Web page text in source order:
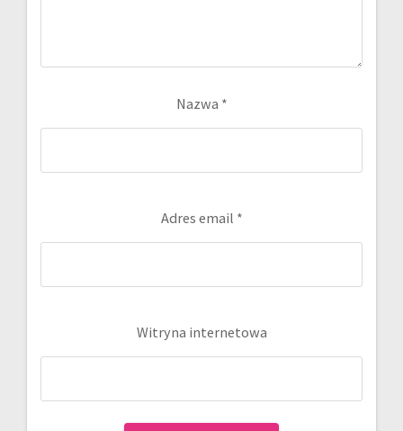
Nazwa *
Adres email *
Witryna internetowa